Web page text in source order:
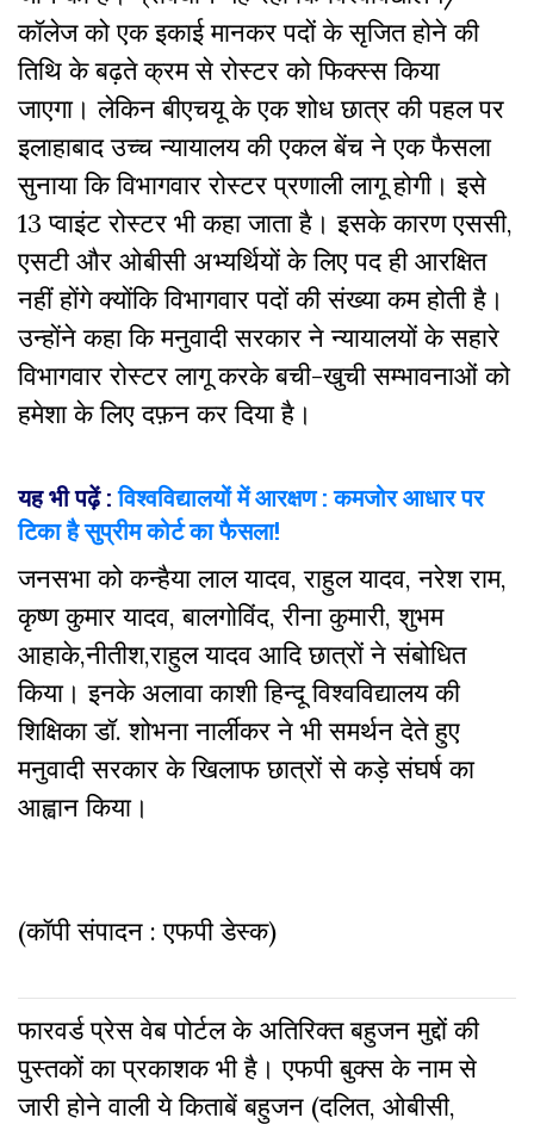
कॉलेज को एक इकाई मानकर पदों के सृजित होने की
तिथि के बढ़ते क्रम से रोस्टर को फिक्स्स किया
जाएगा। लेकिन बीएचयू के एक शोध छात्र की पहल पर
इलाहाबाद उच्च न्यायालय की एकल बेंच ने एक फैसला
सुनाया कि विभागवार रोस्टर प्रणाली लागू होगी। इसे
13 प्वाइंट रोस्टर भी कहा जाता है। इसके कारण एससी,
एसटी और ओबीसी अभ्यर्थियों के लिए पद ही आरक्षित
नहीं होंगे क्योंकि विभागवार पदों की संख्या कम होती है।
उन्होंने कहा कि मनुवादी सरकार ने न्यायालयों के सहारे
विभागवार रोस्टर लागू करके बची-खुची सम्भावनाओं को
हमेशा के लिए दफ़न कर दिया है।
यह भी पढ़ें :विश्वविद्यालयों में आरक्षण : कमजोर आधार पर
टिका है सुप्रीम कोर्ट का फैसला!
जनसभा को कन्हैया लाल यादव, राहुल यादव, नरेश राम,
कृष्ण कुमार यादव, बालगोविंद, रीना कुमारी, शुभम
आहाके,नीतीश,राहुल यादव आदि छात्रों ने संबोधित
किया। इनके अलावा काशी हिन्दू विश्वविद्यालय की
शिक्षिका डॉ. शोभना नार्लीकर ने भी समर्थन देते हुए
मनुवादी सरकार के खिलाफ छात्रों से कड़े संघर्ष का
आह्वान किया।
(कॉपी संपादन : एफपी डेस्क)
फारवर्ड प्रेस वेब पोर्टल के अतिरिक्‍त बहुजन मुद्दों की
पुस्‍तकों का प्रकाशक भी है। एफपी बुक्‍स के नाम से
जारी होने वाली ये किताबें बहुजन (दलित, ओबीसी,